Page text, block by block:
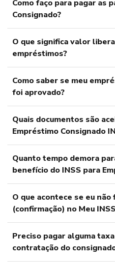
Como faço para pagar as
Consignado?
O que significa valor
empréstimos?
Como saber se meu
foi aprovado?
Quais documentos são
Empréstimo Consignado
Quanto tempo demora
benefício do INSS para
O que acontece se eu não
(confirmação) no Meu
Preciso pagar alguma
contratação do